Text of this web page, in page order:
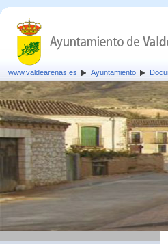
www.valdearenas.es Ayuntamiento